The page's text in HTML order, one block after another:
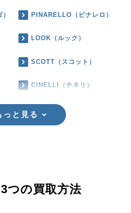
PINARELLO（ピナレロ）
LOOK（ルック）
SCOTT（スコット）
CINELLI（チネリ）
っと見る
つの買取方法